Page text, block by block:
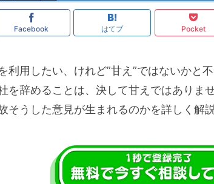
Facebook はてブ Pocket
利用したい、けれど”甘え”ではないかと
を辞めることは、決して甘えではありま
そうした意見が生まれるのかを詳しく解